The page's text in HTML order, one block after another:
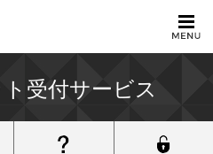
受付サービス